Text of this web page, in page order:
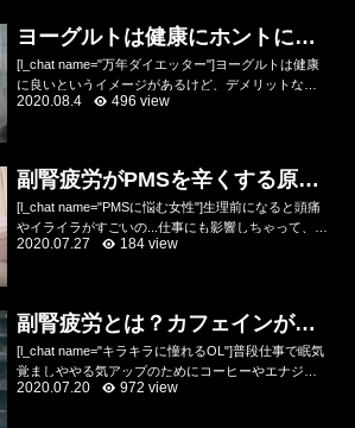
ヨーグルトは健康にホントにい
いのかデメリットを解説
[l_chat name="万年ダイエッター"]ヨーグルトは健康
に良いというイメージがあるけど、デメリットなん
てあるの？乳酸菌やビフィズス菌が入っていて便秘
2020.08.4 496 view
副腎疲労がPMSを辛くする原因
をトレーナーが解説
[l_chat name="PMSに悩む女性"]生理前になると頭痛
やイライラがすごいの...仕事にも影響しちゃって、ひ
どい時は会社を休んじゃうの...どうにか改善したいん
2020.07.27 184 view
副腎疲労とは？カフェインが悪
化させる原因！？
[l_chat name="キラキラに憧れるOL"]普段仕事で眠気
覚ましややる気アップのためにコーヒーやエナジー
ドリンクを飲んでるけど、デメリットもために耳に
2020.07.20 972 view